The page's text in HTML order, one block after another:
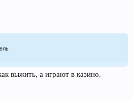
выжить, а играют в казино.